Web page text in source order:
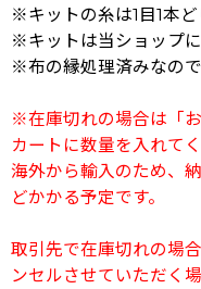
※キットの糸は1目1本ど
※キットは当ショップに
※布の縁処理済みなので
※在庫切れの場合は「
カートに数量を入れてく
海外から輸入のため、
どかかる予定です。
取引先で在庫切れの場
ンセルさせていただく